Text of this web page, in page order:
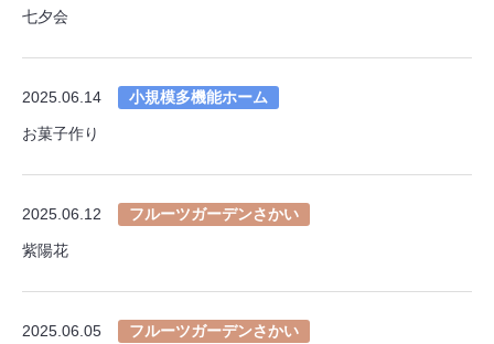
七夕会
2025.06.14 小規模多機能ホーム
お菓子作り
2025.06.12 フルーツガーデンさかい
紫陽花
2025.06.05 フルーツガーデンさかい